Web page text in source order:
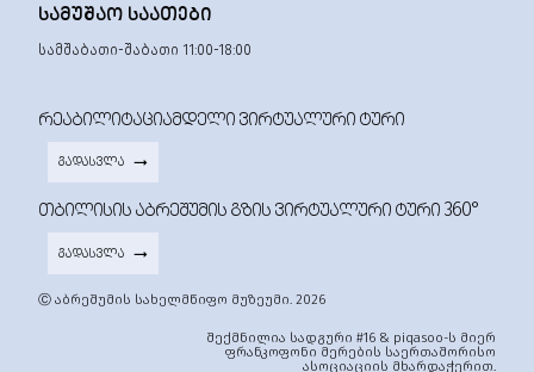
ᲡᲐᲛᲣᲨᲐᲝ ᲡᲐᲐᲗᲔᲑᲘ
სამშაბათი-შაბათი 11:00-18:00
ᲠᲔᲐᲑᲘᲚᲘᲢᲐᲪᲘᲐᲛᲓᲔᲚᲘ ᲕᲘᲠᲢᲣᲐᲚᲣᲠᲘ ᲢᲣᲠᲘ
ᲒᲐᲓᲐᲡᲕᲚᲐ
ᲗᲑᲘᲚᲘᲡᲘᲡ ᲐᲑᲠᲔᲨᲣᲛᲘᲡ ᲒᲖᲘᲡ ᲕᲘᲠᲢᲣᲐᲚᲣᲠᲘ ᲢᲣᲠᲘ 360°
ᲒᲐᲓᲐᲡᲕᲚᲐ
Ⓒ აბრეშუმის სახელმწიფო მუზეუმი. 2026
შექმნილია სადგური #16 & piqasoo-ს მიერ
ფრანკოფონი მერების საერთაშორისო
ასოციაციის მხარდაჭერით.